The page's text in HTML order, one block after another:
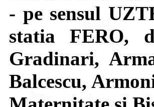
- pe sensul
statia FERO,
Gradinari,
Balcescu,